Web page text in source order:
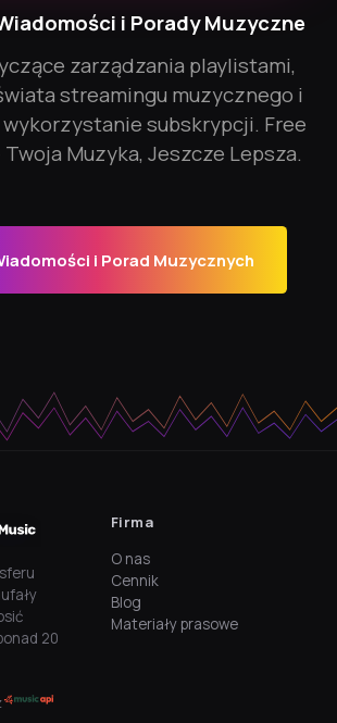
i Porady Muzyczne
zarządzania playlistami,
streamingu muzycznego i
subskrypcji. Free
Twoja Muzyka, Jeszcze Lepsza.
i Porad Muzycznych
20
Firma
O nas
Cennik
Blog
Materiały prasowe